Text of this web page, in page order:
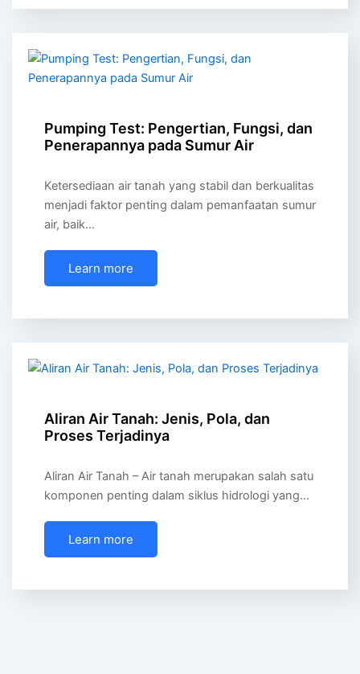
Pumping Test: Pengertian, Fungsi, dan
Penerapannya pada Sumur Air
Ketersediaan air tanah yang stabil dan berkualitas
menjadi faktor penting dalam pemanfaatan sumur
air, baik…
Learn more
Aliran Air Tanah: Jenis, Pola, dan
Proses Terjadinya
Aliran Air Tanah – Air tanah merupakan salah satu
komponen penting dalam siklus hidrologi yang…
Learn more